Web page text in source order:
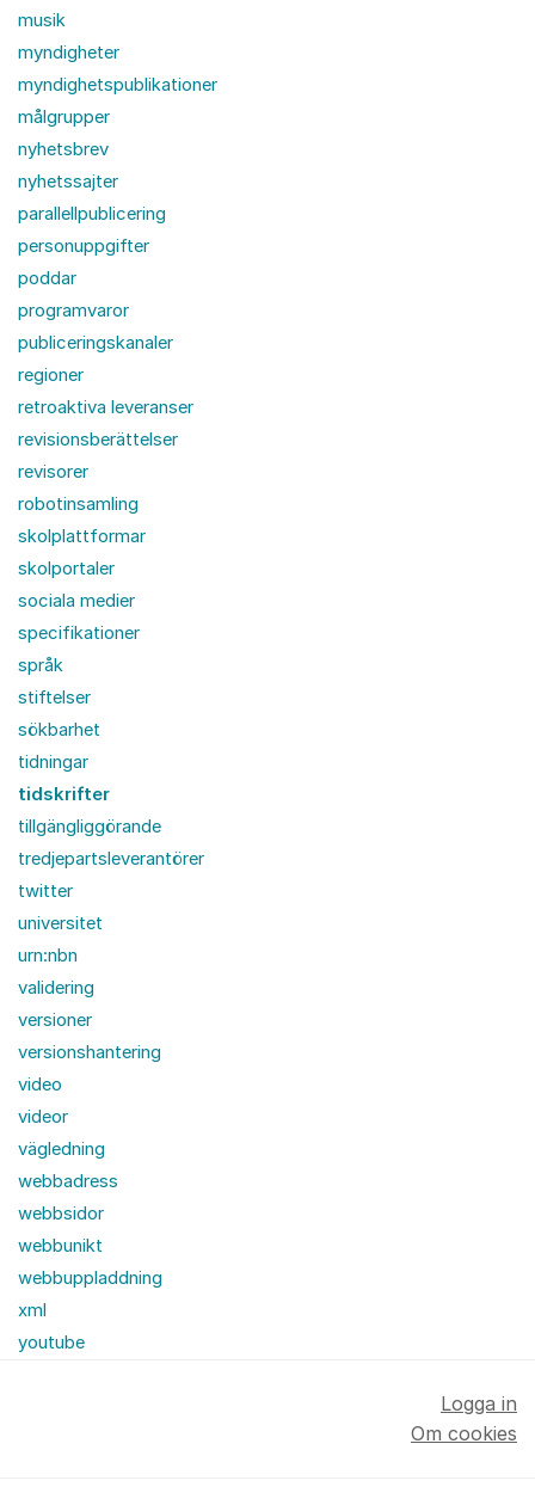
musik
myndigheter
myndighetspublikationer
målgrupper
nyhetsbrev
nyhetssajter
parallellpublicering
personuppgifter
poddar
programvaror
publiceringskanaler
regioner
retroaktiva leveranser
revisionsberättelser
revisorer
robotinsamling
skolplattformar
skolportaler
sociala medier
specifikationer
språk
stiftelser
sökbarhet
tidningar
tidskrifter
tillgängliggörande
tredjepartsleverantörer
twitter
universitet
urn:nbn
validering
versioner
versionshantering
video
videor
vägledning
webbadress
webbsidor
webbunikt
webbuppladdning
xml
youtube
Logga in
Om cookies